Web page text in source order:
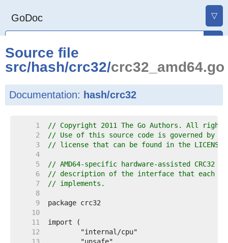
GoDoc ▽
Source file
src/hash/crc32/crc32_amd64.go
Documentation: hash/crc32
     1
// Copyright 2011 The Go Authors. All
     2
// Use of this source code is governed by a
     3
// license that can be found in the
     4
     5
// AMD64-specific hardware-assisted CRC32
     6
// description of the interface that each
     7
// implements.
     8
     9
    10
    11
    12